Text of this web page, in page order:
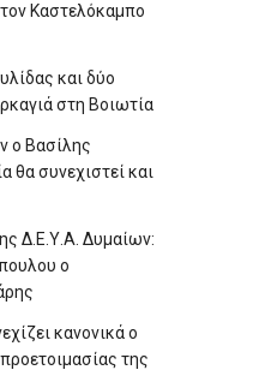
Καστελόκαμπο
και δύο
στη Βοιωτία
ο Βασίλης
θα συνεχιστεί και
Δ.Ε.Υ.Α. Δυμαίων:
ο
κανονικά ο
της